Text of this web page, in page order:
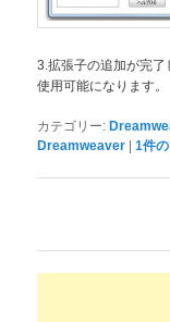
3.拡張子の追加が完
使用可能になります。
カテゴリー:
Dreamweaver |1件